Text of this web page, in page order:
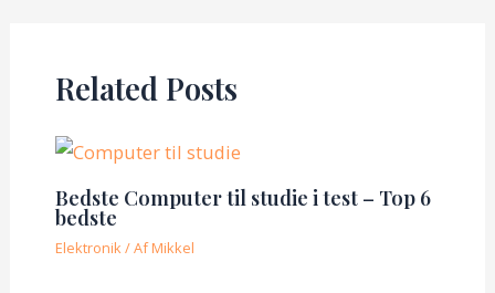
Related Posts
Bedste Computer til studie i test – Top 6
bedste
Elektronik/ AfMikkel